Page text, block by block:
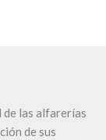
de las alfarerías
de sus